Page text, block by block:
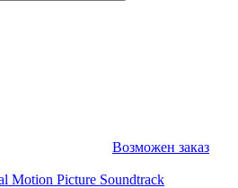
Возможен заказ
Motion Picture Soundtrack